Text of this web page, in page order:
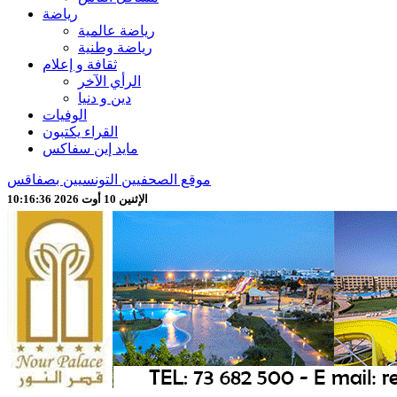
رياضة
رياضة عالمية
رياضة وطنية
ثقافة و إعلام
الرأي الآخر
دين و دنيا
الوفيات
القراء يكتبون
مايد إين سفاكس
موقع الصحفيين التونسيين بصفاقس
الإثنين 10 أوت 2026 10:16:37